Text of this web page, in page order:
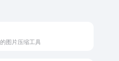
图片压缩工具